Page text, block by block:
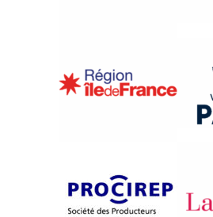
BIS ZUM